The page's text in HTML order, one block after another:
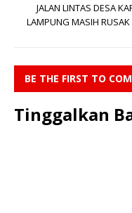
JALAN LINTAS DESA
LAMPUNG MASIH RUSAK
BE THE FIRST TO
Tinggalkan